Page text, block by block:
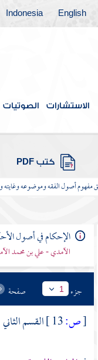
English
Indonesia
الاستشارات الصوتيات
كتب PDF
مفهوم أصول الفقه وموضوعه وغايته
الإحكام في أصول
الآمدي - علي بن محمد
جزء 1 صفحة
[ص:
القسم الثاني